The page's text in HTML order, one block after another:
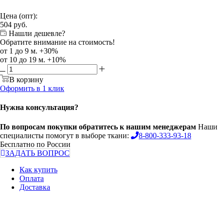
Цена (опт):
504 руб.
Нашли дешевле?
Обратите внимание на стоимость!
от 1 до 9 м. +30%
от 10 до 19 м. +10%
В корзину
Оформить в 1 клик
Нужна консультация?
По вопросам покупки обратитесь к нашим менеджерам Наши
специалисты помогут в выборе ткани:
8-800-333-93-18
Бесплатно по России
ЗАДАТЬ ВОПРОС
Как купить
Оплата
Доставка